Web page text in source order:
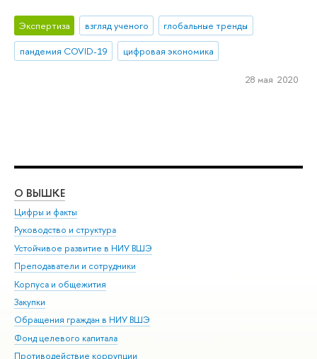
Экспертиза взгляд ученого
глобальные тренды
пандемия COVID-19
цифровая экономика
28 мая 2020
О ВЫШКЕ
Цифры и факты
Руководство и структура
Устойчивое развитие в НИУ ВШЭ
Преподаватели и сотрудники
Корпуса и общежития
Закупки
Обращения граждан в НИУ ВШЭ
Фонд целевого капитала
Противодействие коррупции